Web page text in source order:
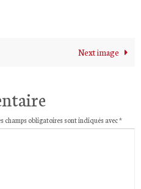
Next image
champs obligatoires sont indiqués avec*